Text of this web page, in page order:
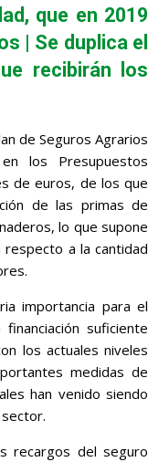
que en 2019
| Se duplica el
recibirán los
de Seguros Agrarios
los Presupuestos
de euros, de los que
de las primas de
lo que supone
a la cantidad
importancia para el
suficiente
los actuales niveles
medidas de
han venido siendo
recargos del seguro